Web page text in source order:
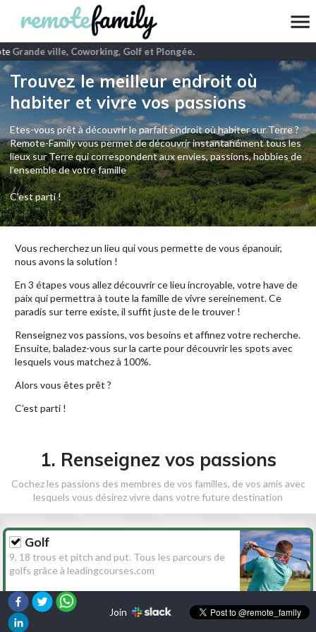
Grande ville, Coworking, Golf et Plongée.
Trouvez le meilleur endroit où
habiter et vivre vos passions
Etes-vous prêt à découvrir le parfait endroit où habiter sur Terre ?
Remote-Family vous permet de découvrir instantanément tous les
lieux sur Terre qui correspondent aux envies, passions, hobbies de
l’ensemble de votre famille
C'est parti !
Vous recherchez un lieu qui vous permette de vous épanouir,
nous avons la solution !
En 3 étapes vous allez découvrir ce lieu incroyable, votre have de
paix qui permettra à toute la famille de vivre sereinement. Ce
paradis sur terre existe, il suffit juste de le trouver !
Renseignez vos passions, vos besoins et affinez votre recherche.
Ensuite, baladez-vous sur la carte pour découvrir les spots avec
lesquels vous matchez à 100%.
Alors vous êtes prêt ?
C’est parti !
1. Renseignez vos passions
Cochez les passions des membres de vos familles, de vos amis avec
lesquels vous désirez vivre dans votre future destination
Golf
9, 18 trous et pitch and put. Tous les parcours de
golfs grâce à leadingcourses.com
Randonnée
Join